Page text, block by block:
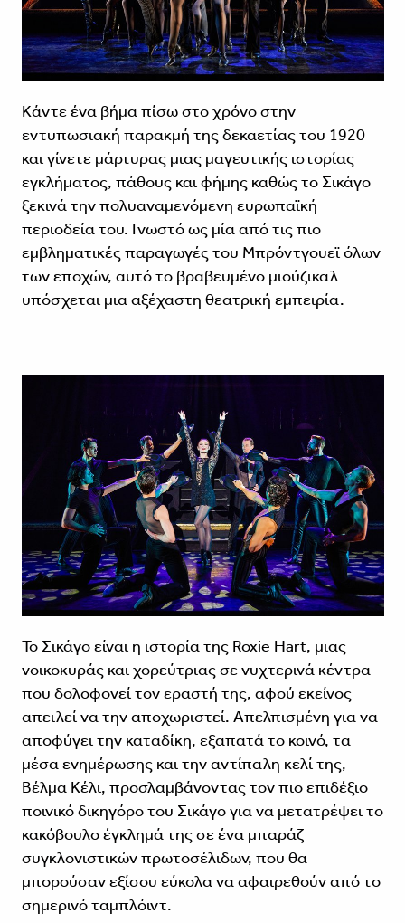
Κάντε ένα βήμα πίσω στο χρόνο στην
εντυπωσιακή παρακμή της δεκαετίας του 1920
και γίνετε μάρτυρας μιας μαγευτικής ιστορίας
εγκλήματος, πάθους και φήμης καθώς το Σικάγο
ξεκινά την πολυαναμενόμενη ευρωπαϊκή
περιοδεία του. Γνωστό ως μία από τις πιο
εμβληματικές παραγωγές του Μπρόντγουεϊ όλων
των εποχών, αυτό το βραβευμένο μιούζικαλ
υπόσχεται μια αξέχαστη θεατρική εμπειρία.
Το Σικάγο είναι η ιστορία της Roxie Hart, μιας
νοικοκυράς και χορεύτριας σε νυχτερινά κέντρα
που δολοφονεί τον εραστή της, αφού εκείνος
απειλεί να την αποχωριστεί. Απελπισμένη για να
αποφύγει την καταδίκη, εξαπατά το κοινό, τα
μέσα ενημέρωσης και την αντίπαλη κελί της,
Βέλμα Κέλι, προσλαμβάνοντας τον πιο επιδέξιο
ποινικό δικηγόρο του Σικάγο για να μετατρέψει το
κακόβουλο έγκλημά της σε ένα μπαράζ
συγκλονιστικών πρωτοσέλιδων, που θα
μπορούσαν εξίσου εύκολα να αφαιρεθούν από το
σημερινό ταμπλόιντ.